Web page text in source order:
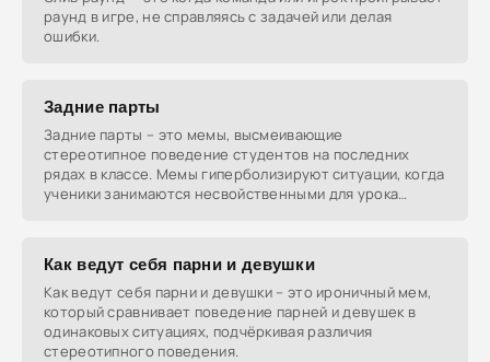
раунд в игре, не справляясь с задачей или делая
ошибки.
Задние парты
Задние парты – это мемы, высмеивающие
стереотипное поведение студентов на последних
рядах в классе. Мемы гиперболизируют ситуации, когда
ученики занимаются несвойственными для урока
Как ведут себя парни и девушки
Как ведут себя парни и девушки – это ироничный мем,
который сравнивает поведение парней и девушек в
одинаковых ситуациях, подчёркивая различия
стереотипного поведения.